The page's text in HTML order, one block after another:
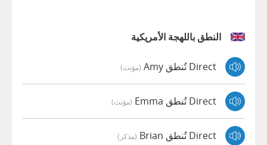
النطق باللهجة الأمريكية
Direct تُنطق Amy (مؤنث)
Direct تُنطق Emma (مؤنث)
Direct تُنطق Brian (مذكر)